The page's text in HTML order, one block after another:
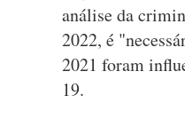
análise da
2022, é
2021 foram
19.